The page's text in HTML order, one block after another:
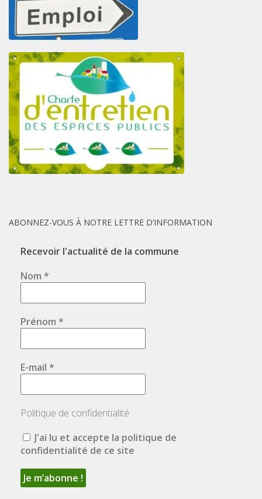
ABONNEZ-VOUS À NOTRE LETTRE D’INFORMATION
Recevoir l'actualité de la commune
Nom *
Prénom *
E-mail *
Politique de confidentialité
J'ai lu et accepte la politique de
confidentialité de ce site